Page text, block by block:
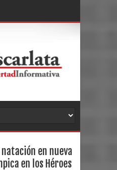
en nueva
en los Héroes